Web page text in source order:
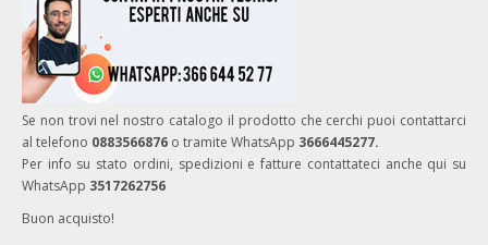
Se non trovi nel nostro catalogo il prodotto che cerchi puoi contattarci
al telefono 0883566876 o tramite WhatsApp 3666445277.
Per info su stato ordini, spedizioni e fatture contattateci anche qui su
WhatsApp 3517262756
Buon acquisto!